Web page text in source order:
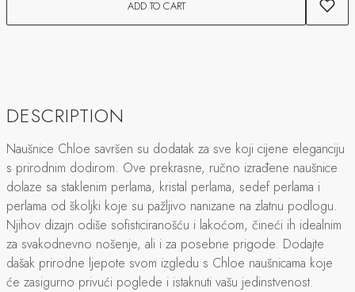
ADD TO CART
DESCRIPTION
Naušnice Chloe savršen su dodatak za sve koji cijene eleganciju
s prirodnim dodirom. Ove prekrasne, ručno izrađene naušnice
dolaze sa staklenim perlama, kristal perlama, sedef perlama i
perlama od školjki koje su pažljivo nanizane na zlatnu podlogu.
Njihov dizajn odiše sofisticiranošću i lakoćom, čineći ih idealnim
za svakodnevno nošenje, ali i za posebne prigode. Dodajte
dašak prirodne ljepote svom izgledu s Chloe naušnicama koje
će zasigurno privući poglede i istaknuti vašu jedinstvenost.